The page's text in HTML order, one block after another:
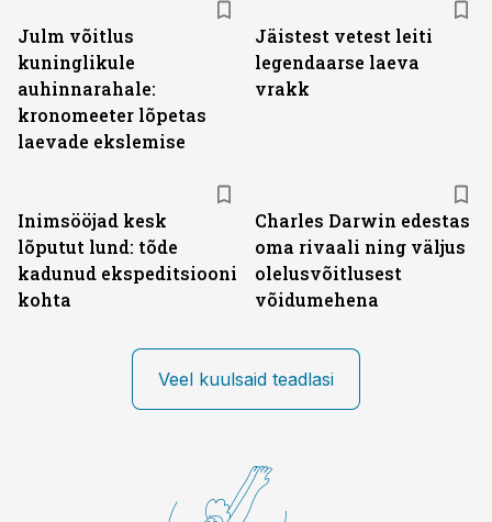
Julm võitlus
kuninglikule
auhinnarahale:
kronomeeter lõpetas
laevade ekslemise
Jäistest vetest leiti
legendaarse laeva
vrakk
Inimsööjad kesk
lõputut lund: tõde
kadunud ekspeditsiooni
kohta
Charles Darwin edestas
oma rivaali ning väljus
olelusvõitlusest
võidumehena
Veel kuulsaid teadlasi